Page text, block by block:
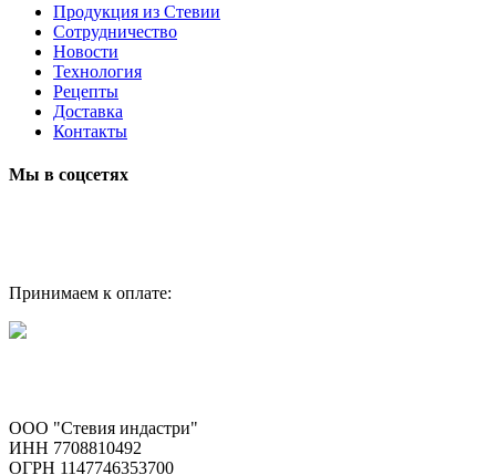
Продукция из Стевии
Сотрудничество
Новости
Технология
Рецепты
Доставка
Контакты
Мы в соцсетях
Принимаем к оплате:
ООО "Стевия индастри"
ИНН 7708810492
ОГРН 1147746353700